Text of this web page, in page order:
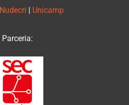
Nudecri Unicamp
Parceria: